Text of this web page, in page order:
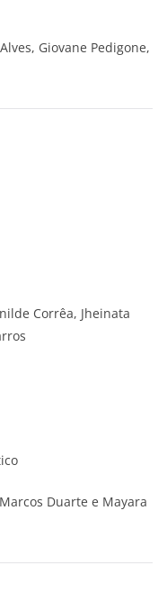
Giovane Pedigone,
Corrêa, Jheinata
Duarte e Mayara